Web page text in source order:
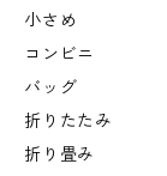
小さめ
コンビニ
バッグ
折りたたみ
折り畳み